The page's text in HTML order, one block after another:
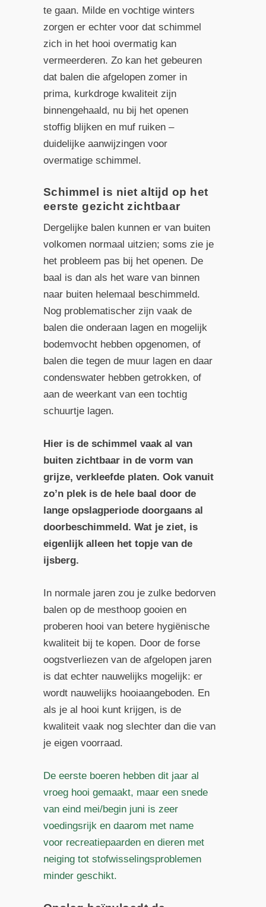
te gaan. Milde en vochtige winters
zorgen er echter voor dat schimmel
zich in het hooi overmatig kan
vermeerderen. Zo kan het gebeuren
dat balen die afgelopen zomer in
prima, kurkdroge kwaliteit zijn
binnengehaald, nu bij het openen
stoffig blijken en muf ruiken –
duidelijke aanwijzingen voor
overmatige schimmel.
Schimmel is niet altijd op het
eerste gezicht zichtbaar
Dergelijke balen kunnen er van buiten
volkomen normaal uitzien; soms zie je
het probleem pas bij het openen. De
baal is dan als het ware van binnen
naar buiten helemaal beschimmeld.
Nog problematischer zijn vaak de
balen die onderaan lagen en mogelijk
bodemvocht hebben opgenomen, of
balen die tegen de muur lagen en daar
condenswater hebben getrokken, of
aan de weerkant van een tochtig
schuurtje lagen.
Hier is de schimmel vaak al van
buiten zichtbaar in de vorm van
grijze, verkleefde platen. Ook vanuit
zo’n plek is de hele baal door de
lange opslagperiode doorgaans al
doorbeschimmeld. Wat je ziet, is
eigenlijk alleen het topje van de
ijsberg.
In normale jaren zou je zulke bedorven
balen op de mesthoop gooien en
proberen hooi van betere hygiënische
kwaliteit bij te kopen. Door de forse
oogstverliezen van de afgelopen jaren
is dat echter nauwelijks mogelijk: er
wordt nauwelijks hooiaangeboden. En
als je al hooi kunt krijgen, is de
kwaliteit vaak nog slechter dan die van
je eigen voorraad.
De eerste boeren hebben dit jaar al
vroeg hooi gemaakt, maar een snede
van eind mei/begin juni is zeer
voedingsrijk en daarom met name
voor recreatiepaarden en dieren met
neiging tot stofwisselingsproblemen
minder geschikt.